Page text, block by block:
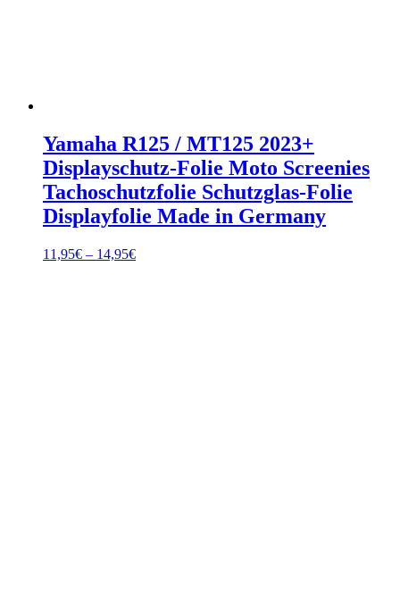
Yamaha R125 / MT125 2023+
Displayschutz-Folie Moto Screenies
Tachoschutzfolie Schutzglas-Folie
Displayfolie Made in Germany
11,95€ – 14,95€Preisspanne: